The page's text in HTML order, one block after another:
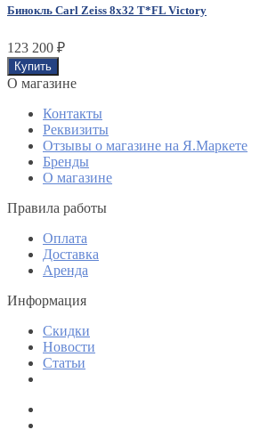
Бинокль Carl Zeiss 8x32 T*FL Victory
123 200 ₽
O магазине
Контакты
Реквизиты
Отзывы о магазине на Я.Маркете
Бренды
О магазине
Правила работы
Оплата
Доставка
Аренда
Информация
Скидки
Новости
Статьи